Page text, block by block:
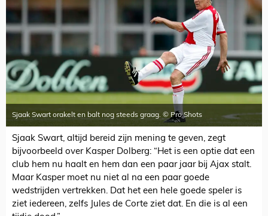
Sjaak Swart orakelt en balt nog steeds graag. © Pro Shots
Sjaak Swart, altijd bereid zijn mening te geven, zegt
bijvoorbeeld over Kasper Dolberg: “Het is een optie dat een
club hem nu haalt en hem dan een paar jaar bij Ajax stalt.
Maar Kasper moet nu niet al na een paar goede
wedstrijden vertrekken. Dat het een hele goede speler is
ziet iedereen, zelfs Jules de Corte ziet dat. En die is al een